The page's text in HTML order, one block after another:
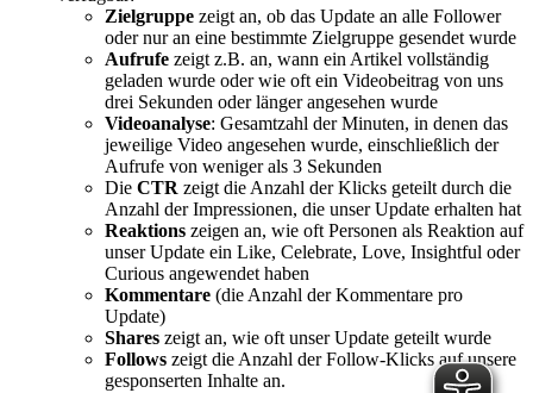
Zielgruppe zeigt an, ob das Update an alle Follower
oder nur an eine bestimmte Zielgruppe gesendet wurde
Aufrufe zeigt z.B. an, wann ein Artikel vollständig
geladen wurde oder wie oft ein Videobeitrag von uns
drei Sekunden oder länger angesehen wurde
Videoanalyse: Gesamtzahl der Minuten, in denen das
jeweilige Video angesehen wurde, einschließlich der
Aufrufe von weniger als 3 Sekunden
Die CTR zeigt die Anzahl der Klicks geteilt durch die
Anzahl der Impressionen, die unser Update erhalten hat
Reaktions zeigen an, wie oft Personen als Reaktion auf
unser Update ein Like, Celebrate, Love, Insightful oder
Curious angewendet haben
Kommentare (die Anzahl der Kommentare pro
Update)
Shares zeigt an, wie oft unser Update geteilt wurde
Follows zeigt die Anzahl der Follow-Klicks auf unsere
gesponserten Inhalte an.